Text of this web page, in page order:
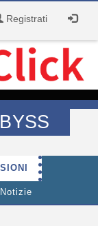
Registrati
Notizie